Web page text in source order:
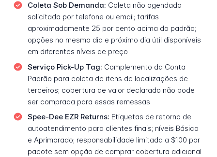
Coleta Sob Demanda: Coleta não agendada
solicitada por telefone ou email; tarifas
aproximadamente 25 por cento acima do padrão;
opções no mesmo dia e próximo dia útil disponíveis
em diferentes níveis de preço
Serviço Pick-Up Tag: Complemento da Conta
Padrão para coleta de itens de localizações de
terceiros; cobertura de valor declarado não pode
ser comprada para essas remessas
Spee-Dee EZR Returns: Etiquetas de retorno de
autoatendimento para clientes finais; níveis Básico
e Aprimorado; responsabilidade limitada a $100 por
pacote sem opção de comprar cobertura adicional